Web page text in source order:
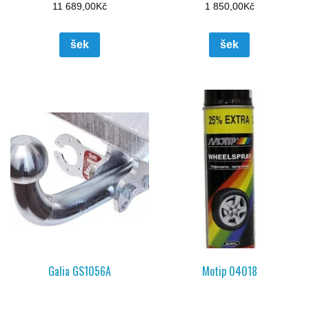
11 689,00Kč
šek
1 850,00Kč
šek
Galia GS1056A Motip 04018